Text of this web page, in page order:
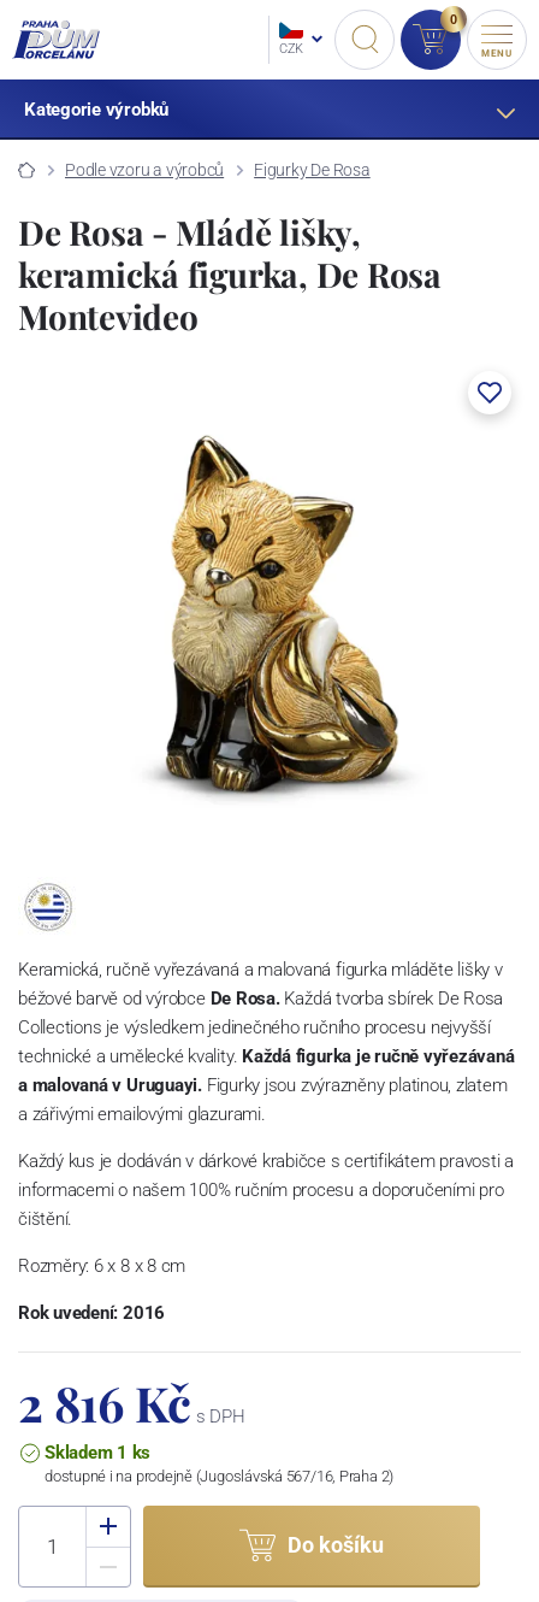
CZK
0
MENU
Kategorie výrobků
Podle vzoru a výrobců Figurky De Rosa
De Rosa - Mládě lišky,
keramická figurka, De Rosa
Montevideo
Keramická, ručně vyřezávaná a malovaná figurka mláděte lišky v
béžové barvěod výrobce De Rosa.Každá tvorba sbírek De Rosa
Collections je výsledkem jedinečného ručního procesu nejvyšší
technické a umělecké kvality. Každá figurka je ručně vyřezávaná
a malovaná v Uruguayi.Figurky jsou zvýrazněny platinou, zlatem
a zářivými emailovými glazurami.
Každý kus je dodáván v dárkové krabičce s certifikátem pravosti a
informacemi o našem 100% ručním procesu a doporučeními pro
čištění.
Rozměry: 6x 8 x 8 cm
Rok uvedení: 2016
2 816 Kč s DPH
Skladem 1 ks
dostupné i na prodejně (Jugoslávská 567/16, Praha 2)
Do košíku